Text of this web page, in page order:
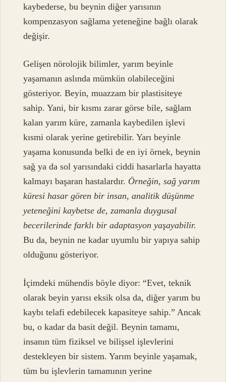
kaybederse, bu beynin diğer yarısının
kompenzasyon sağlama yeteneğine bağlı olarak
değişir.
Gelişen nörolojik bilimler, yarım beyinle
yaşamanın aslında mümkün olabileceğini
gösteriyor. Beyin, muazzam bir plastisiteye
sahip. Yani, bir kısmı zarar görse bile, sağlam
kalan yarım küre, zamanla kaybedilen işlevi
kısmi olarak yerine getirebilir. Yarı beyinle
yaşama konusunda belki de en iyi örnek, beynin
sağ ya da sol yarısındaki ciddi hasarlarla hayatta
kalmayı başaran hastalardır. Örneğin, sağ yarım
küresi hasar gören bir insan, analitik düşünme
yeteneğini kaybetse de, zamanla duygusal
becerilerinde farklı bir adaptasyon yaşayabilir.
Bu da, beynin ne kadar uyumlu bir yapıya sahip
olduğunu gösteriyor.
İçimdeki mühendis böyle diyor: “Evet, teknik
olarak beyin yarısı eksik olsa da, diğer yarım bu
kaybı telafi edebilecek kapasiteye sahip.” Ancak
bu, o kadar da basit değil. Beynin tamamı,
insanın tüm fiziksel ve bilişsel işlevlerini
destekleyen bir sistem. Yarım beyinle yaşamak,
tüm bu işlevlerin tamamının yerine